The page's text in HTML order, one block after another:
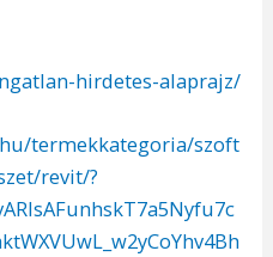
hirdetes-alaprajz/
termekkategoria/szoft
revit/?